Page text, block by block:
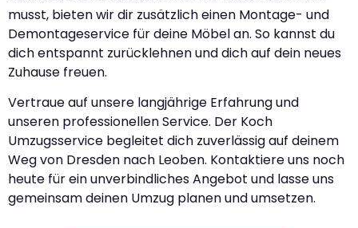
musst, bieten wir dir zusätzlich einen Montage- und
Demontageservice für deine Möbel an. So kannst du
dich entspannt zurücklehnen und dich auf dein neues
Zuhause freuen.
Vertraue auf unsere langjährige Erfahrung und
unseren professionellen Service. Der Koch
Umzugsservice begleitet dich zuverlässig auf deinem
Weg von Dresden nach Leoben. Kontaktiere uns noch
heute für ein unverbindliches Angebot und lasse uns
gemeinsam deinen Umzug planen und umsetzen.